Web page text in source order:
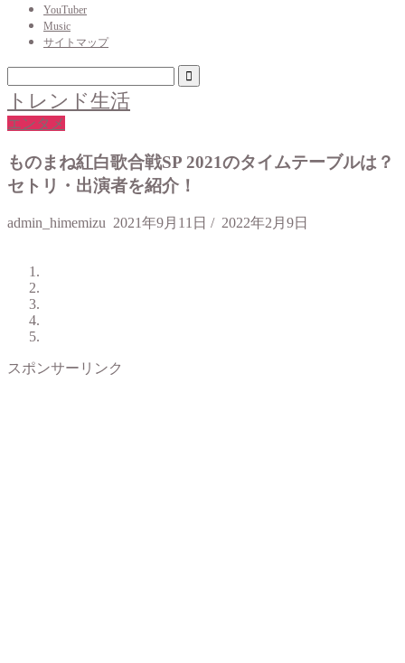
YouTuber
Music
サイトマップ
トレンド生活
エンタメ
ものまね紅白歌合戦SP 2021のタイムテーブルは？
セトリ・出演者を紹介！
admin_himemizu 2021年9月11日 / 2022年2月9日
スポンサーリンク